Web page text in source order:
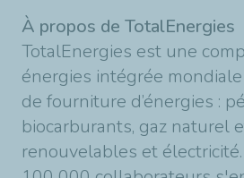
À propos de TotalEnergies
TotalEnergies est une
énergies intégrée
de fourniture d’énergies :
biocarburants, gaz naturel
renouvelables et